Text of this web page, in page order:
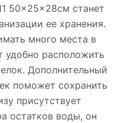
50×25×28см станет
ее хранения.
много места в
удобно расположить
Дополнительный
поможет сохранить
присутствует
остатков воды, он